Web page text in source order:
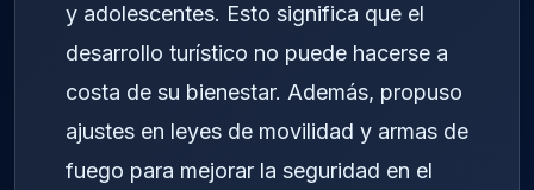
y adolescentes. Esto significa que el
desarrollo turístico no puede hacerse a
costa de su bienestar. Además, propuso
ajustes en leyes de movilidad y armas de
fuego para mejorar la seguridad en el